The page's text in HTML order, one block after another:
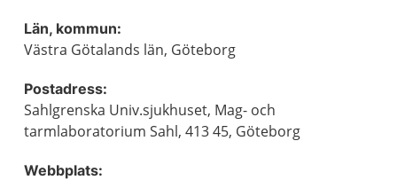
Län, kommun:
Västra Götalands län, Göteborg
Postadress:
Sahlgrenska Univ.sjukhuset, Mag- och
tarmlaboratorium Sahl, 413 45, Göteborg
Webbplats: